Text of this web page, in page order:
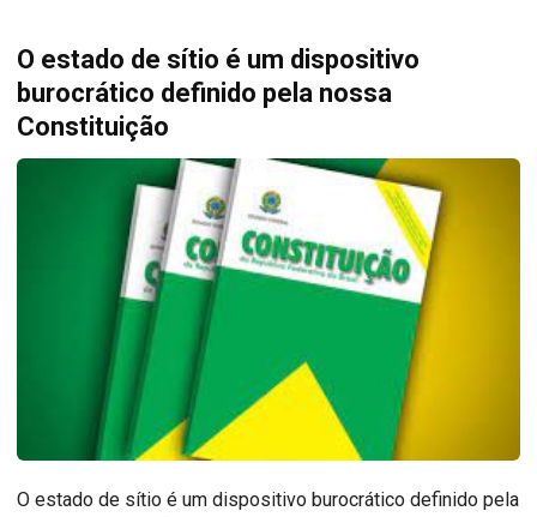
O estado de sítio é um dispositivo
burocrático definido pela nossa
Constituição
O estado de sítio é um dispositivo burocrático definido pela